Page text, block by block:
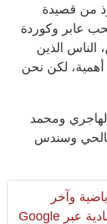
من قصيدة
عابر وكوردة
الناس الذين
لكن نحن
ومحمد
وسندس
وآخر
المستجدات السياسية والإقتصادية عبر Google